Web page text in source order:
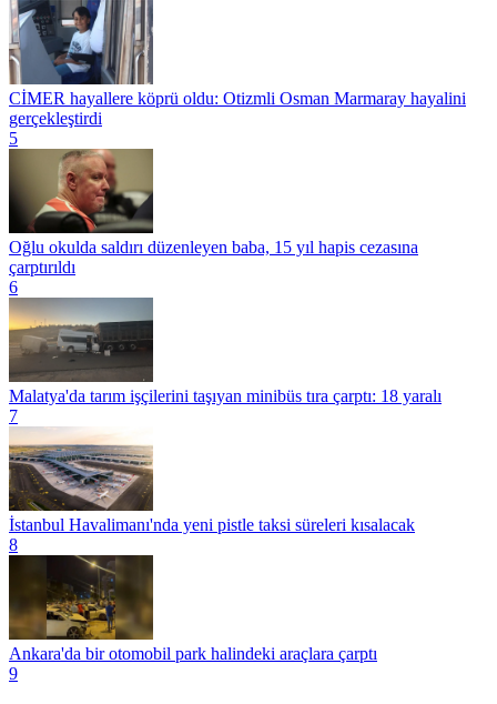
CİMER hayallere köprü oldu: Otizmli Osman Marmaray hayalini
gerçekleştirdi
5
Oğlu okulda saldırı düzenleyen baba, 15 yıl hapis cezasına
çarptırıldı
6
Malatya'da tarım işçilerini taşıyan minibüs tıra çarptı: 18 yaralı
7
İstanbul Havalimanı'nda yeni pistle taksi süreleri kısalacak
8
Ankara'da bir otomobil park halindeki araçlara çarptı
9